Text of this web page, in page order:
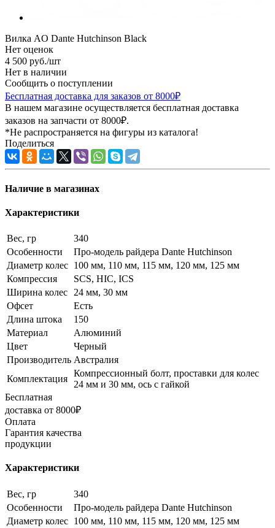
Вилка AO Dante Hutchinson Black
Нет оценок
4 500 руб./шт
Нет в наличии
Сообщить о поступлении
Бесплатная доставка для заказов от 8000₽
В нашем магазине осуществляется бесплатная доставка
заказов на запчасти от 8000₽.
*Не распространяется на фигуры из каталога!
Поделиться
Наличие в магазинах
Характеристики
Вес, гр
340
Особенности
Про-модель райдера Dante Hutchinson
Диаметр колес 100 мм, 110 мм, 115 мм, 120 мм, 125 мм
Компрессия
SCS, HIC, ICS
Ширина колес
24 мм, 30 мм
Офсет
Есть
Длина штока
150
Материал
Алюминий
Цвет
Черный
Производитель Австралия
Комплектация
Компрессионный болт, проставки для колес
24 мм и 30 мм, ось с гайкой
Бесплатная
доставка от 8000₽
Оплата
Гарантия качества
продукции
Характеристики
Вес, гр
340
Особенности
Про-модель райдера Dante Hutchinson
Диаметр колес 100 мм, 110 мм, 115 мм, 120 мм, 125 мм